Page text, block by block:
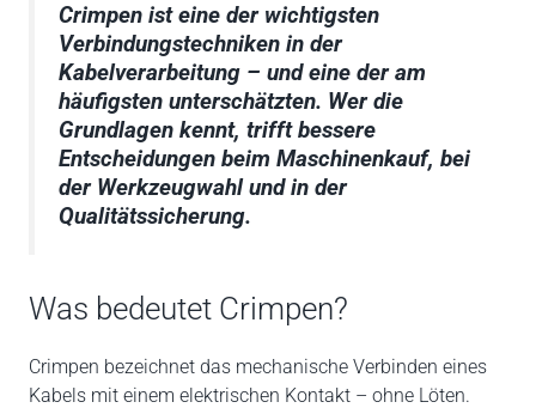
Crimpen ist eine der wichtigsten
Verbindungstechniken in der
Kabelverarbeitung – und eine der am
häufigsten unterschätzten. Wer die
Grundlagen kennt, trifft bessere
Entscheidungen beim Maschinenkauf, bei
der Werkzeugwahl und in der
Qualitätssicherung.
Was bedeutet Crimpen?
Crimpen bezeichnet das mechanische Verbinden eines
Kabels mit einem elektrischen Kontakt – ohne Löten.